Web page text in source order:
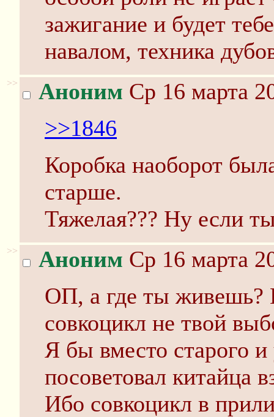
зажигание и будет
навалом, техника
>> Аноним Ср 16 марта
>>1846
Коробка наоборот
старше.
Тяжелая??? Ну если
>> Аноним Ср 16 марта
ОП, а где ты живешь?
совкоцикл не твой
Я бы вместо старого и
посоветовал китайца
Ибо совкоцикл в